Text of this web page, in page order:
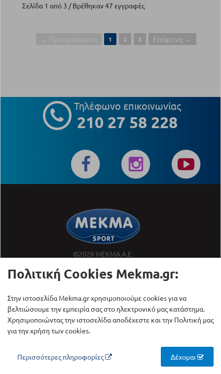
Σελίδα 1 από 3 / Βρέθηκαν 47 εγγραφές
← Προηγούμενη 1 2 3 Επόμενη →
Τηλέφωνο επικοινωνίας
210 27 58 228
©2026 ΜΕΚΜΑ Α.Ε.
Αντιπροσωπείες Εισαγωγές
Κατηγορίες
Όργανα Γυμναστικής
Μασάζ - Pilates
Πολιτική Cookies Mekma.gr:
Στην ιστοσελίδα Mekma.gr χρησιμοποιούμε cookies για να
βελτιώσουμε την εμπειρία σας στο ηλεκτρονικό μας κατάστημα.
Χρησιμοποιώντας την ιστοσελίδα αποδέχεστε και την Πολιτική μας
για την χρήση των cookies.
Περισσότερες πληροφορίες Δέχομαι